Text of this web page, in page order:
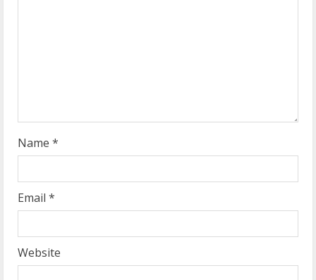
g
Name *
Email *
Website